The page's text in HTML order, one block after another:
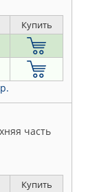
Купить
часть
Купить